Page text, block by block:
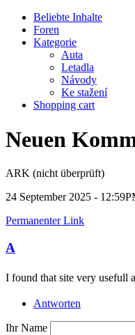
Beliebte Inhalte
Foren
Kategorie
Auta
Letadla
Návody
Ke stažení
Shopping cart
Neuen
ARK (nicht überprüft)
24 September 2025 -
Permanenter Link
A
I found that site very usefull
Antworten
Ihr Name